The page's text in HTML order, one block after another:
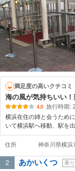
満足度の高いクチコミ
海の風が気持ちいい
4.0 旅行時期:
横浜在住の姉と会うため
いて横浜駅へ移動、駅を
住所 神奈川県横浜
2 あかいくつ 乗